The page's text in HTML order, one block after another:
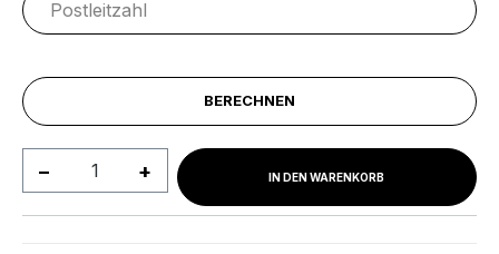
BERECHNEN
Produkt Anzahl: Gib denIN DEN WARENKORB